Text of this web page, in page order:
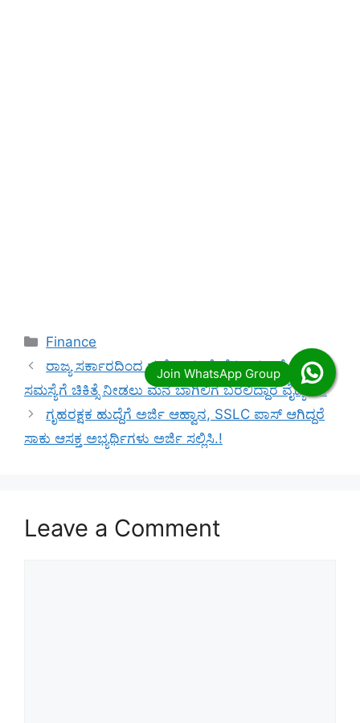
Categories
Finance
ರಾಜ್ಯ ಸರ್ಕಾರದಿಂದ ಮತ್ತೊಂದು ಸೇವೆ.! ಇನ್ಮುಂದೆ ಕಣ್ಣಿನ
ಸಮಸ್ಯೆಗೆ ಚಿಕಿತ್ಸೆ ನೀಡಲು ಮನೆ ಬಾಗಿಲಿಗೆ ಬರಲಿದ್ದಾರೆ ವೈದ್ಯರು.!
ಗೃಹರಕ್ಷಕ ಹುದ್ದೆಗೆ ಅರ್ಜಿ ಆಹ್ವಾನ, SSLC ಪಾಸ್ ಆಗಿದ್ದರೆ
ಸಾಕು ಆಸಕ್ತ ಅಭ್ಯರ್ಥಿಗಳು ಅರ್ಜಿ ಸಲ್ಲಿಸಿ.!
Leave a Comment